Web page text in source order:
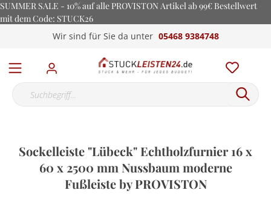
SUMMER SALE - 10% auf alle PROVISTON Artikel ab 99€ Bestellwert
mit dem Code: STUCK26
Wir sind für Sie da unter 05468 9384748
Sockelleiste "Lübeck" Echtholzfurnier 16 x
60 x 2500 mm Nussbaum moderne
Fußleiste by PROVISTON